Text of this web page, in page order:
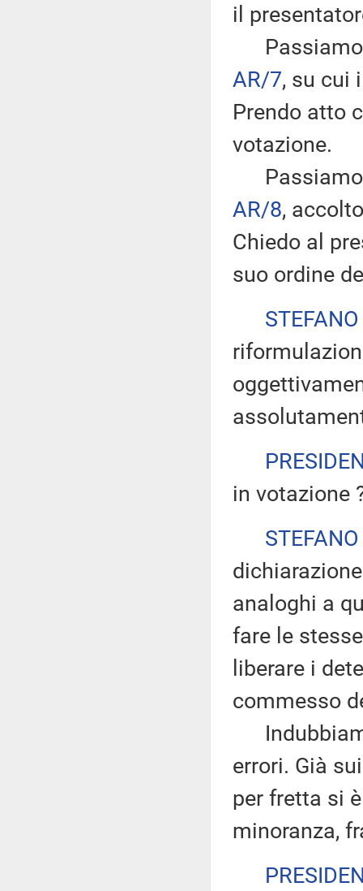
il
Passiamo
AR/7, su cui
Prendo atto
votazione.
Passiamo
AR/8,
Chiedo al
suo ordine
in votazione
analoghi a
fare le
liberare i
commesso
errori. Già
per fretta si
minoranza,